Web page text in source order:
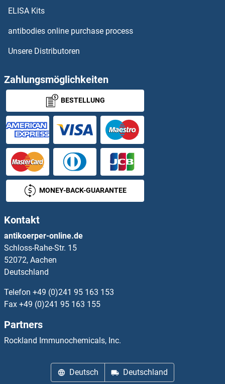
KIF18A Antikörper
KIF18B Antikörper
KIF1A Antikörper
KIF1B Antikörper
KIF1BP Antikörper
KIF1C Antikörper
KIF20A Antikörper
KIF20B Antikörper
KIF21A Antikörper
KIF21B Antikörper
KIF22 Antikörper
KIF23 Antikörper
KIF24 Antikörper
KIF26A Antikörper
ELISA Kits
antibodies online purchase process
Unsere Distributoren
Zahlungsmöglichkeiten
BESTELLUNG
MONEY-BACK-GUARANTEE
Kontakt
antikoerper-online.de
Schloss-Rahe-Str. 15
52072, Aachen
Deutschland
Telefon +49 (0)241 95 163 153
Fax +49 (0)241 95 163 155
Partners
Rockland Immunochemicals, Inc.
Deutsch Deutschland